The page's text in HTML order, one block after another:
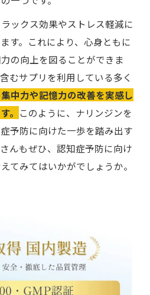
ックス効果やストレス軽減に
す。これにより、心身ともに
の向上を図ることができま
むサプリを利用している多く
中力や記憶力の改善を実感し
。 このように、ナリンジンを
予防に向けた一歩を踏み出す
んもぜひ、認知症予防に向け
てみてはいかがでしょうか。